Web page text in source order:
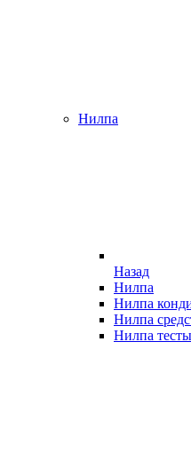
Нилпа
Назад
Нилпа
Нилпа
Нилпа
Нилпа тесты